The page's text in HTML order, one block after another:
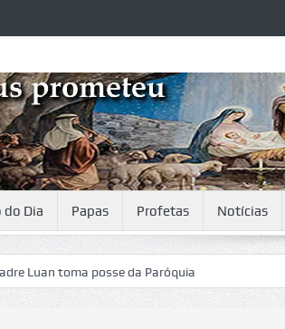
do Dia Papas Profetas Notícias
toma posse da Paróquia